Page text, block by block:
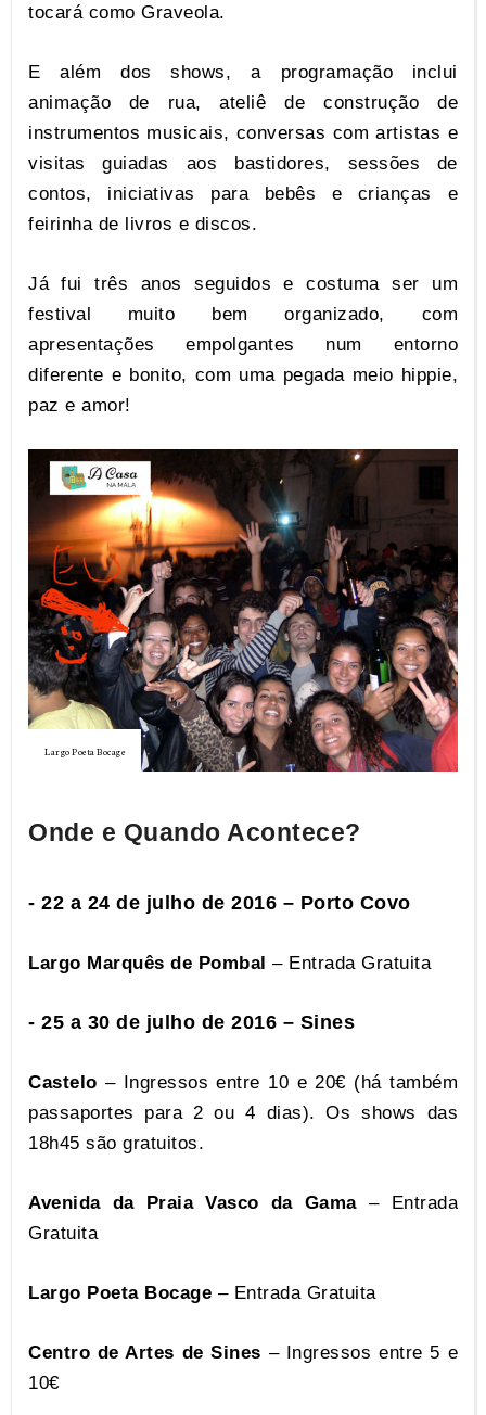
tocará como Graveola.
E além dos shows, a programação inclui
animação de rua, ateliê de construção de
instrumentos musicais, conversas com artistas e
visitas guiadas aos bastidores, sessões de
contos, iniciativas para bebês e crianças e
feirinha de livros e discos.
Já fui três anos seguidos e costuma ser um
festival muito bem organizado, com
apresentações empolgantes num entorno
diferente e bonito, com uma pegada meio hippie,
paz e amor!
Largo Poeta Bocage
Onde e Quando Acontece?
- 22 a 24 de julho de 2016 – Porto Covo
Largo Marquês de Pombal – Entrada Gratuita
- 25 a 30 de julho de 2016 – Sines
Castelo – Ingressos entre 10 e 20€ (há também
passaportes para 2 ou 4 dias). Os shows das
18h45 são gratuitos.
Avenida da Praia Vasco da Gama– Entrada
Gratuita
Largo Poeta Bocage – Entrada Gratuita
Centro de Artes de Sines – Ingressos entre 5 e
10€